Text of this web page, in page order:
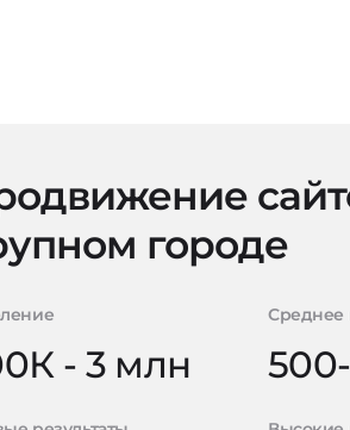
городе
- 3 млн
Среднее